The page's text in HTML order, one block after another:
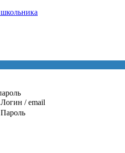
Логин / email
Пароль